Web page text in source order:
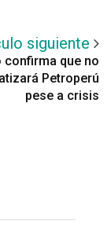
siguiente
confirma que no
Petroperú
pese a crisis